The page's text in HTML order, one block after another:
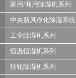
家用/商用除湿机系列
中央新风净化除湿系统
工业除湿机系列
恒温恒湿机系列
转轮除湿机系列